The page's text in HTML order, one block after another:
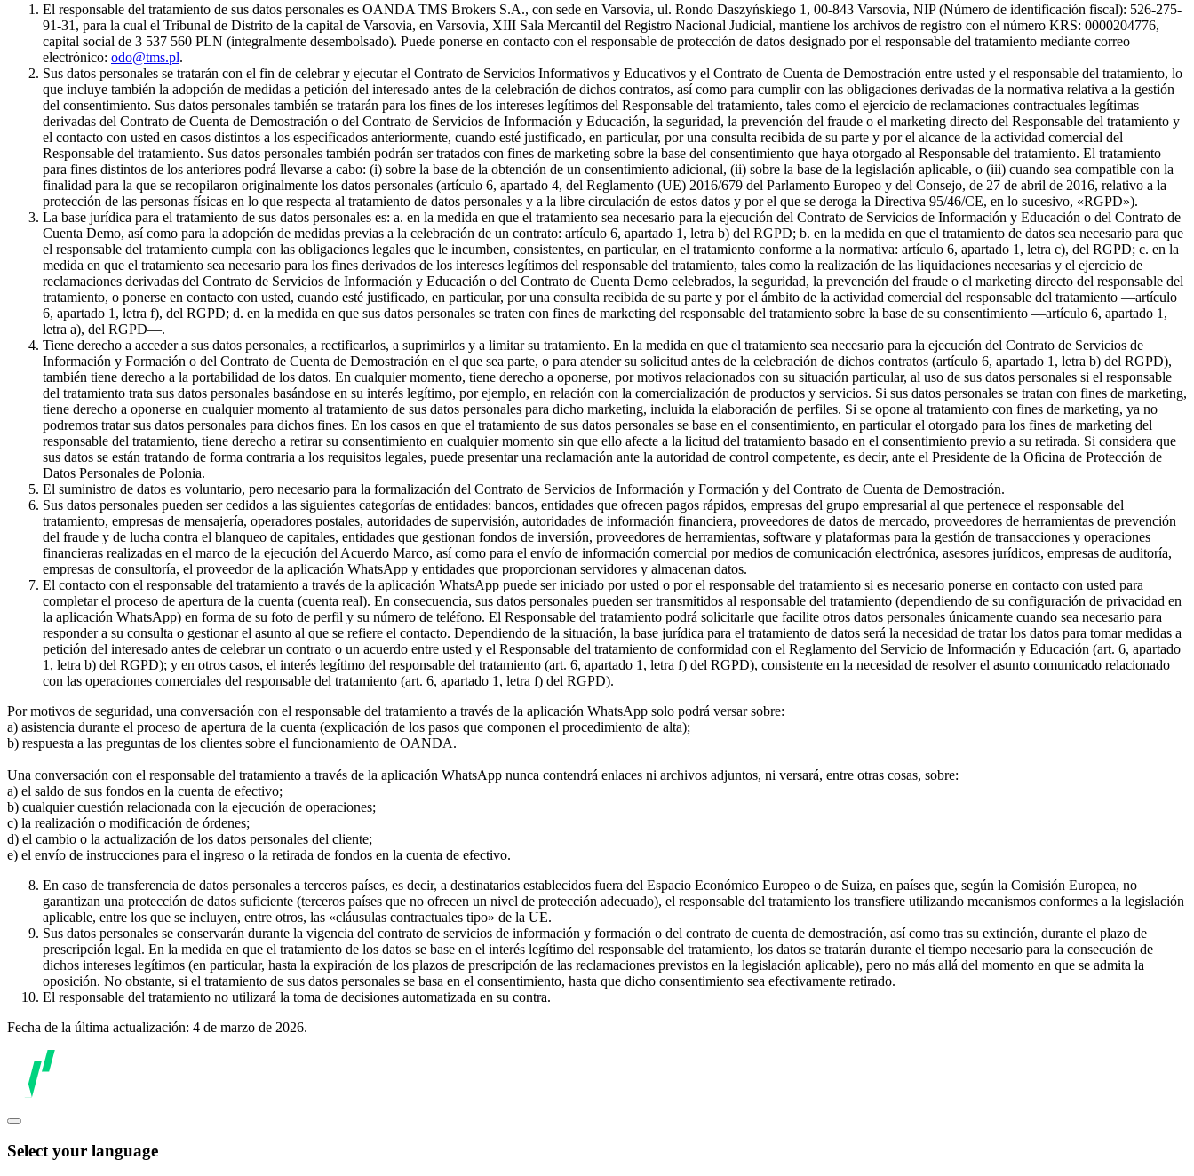
El responsable del tratamiento de sus datos personales es OANDA TMS Brokers S.A., con sede en Varsovia, ul. Rondo Daszyńskiego 1, 00-843 Varsovia, NIP (Número de identificación fiscal): 526-275-
91-31, para la cual el Tribunal de Distrito de la capital de Varsovia, en Varsovia, XIII Sala Mercantil del Registro Nacional Judicial, mantiene los archivos de registro con el número KRS: 0000204776,
capital social de 3 537 560 PLN (integralmente desembolsado). Puede ponerse en contacto con el responsable de protección de datos designado por el responsable del tratamiento mediante correo
electrónico: odo@tms.pl.
Sus datos personales se tratarán con el fin de celebrar y ejecutar el Contrato de Servicios Informativos y Educativos y el Contrato de Cuenta de Demostración entre usted y el responsable del tratamiento, lo
que incluye también la adopción de medidas a petición del interesado antes de la celebración de dichos contratos, así como para cumplir con las obligaciones derivadas de la normativa relativa a la gestión
del consentimiento. Sus datos personales también se tratarán para los fines de los intereses legítimos del Responsable del tratamiento, tales como el ejercicio de reclamaciones contractuales legítimas
derivadas del Contrato de Cuenta de Demostración o del Contrato de Servicios de Información y Educación, la seguridad, la prevención del fraude o el marketing directo del Responsable del tratamiento y
el contacto con usted en casos distintos a los especificados anteriormente, cuando esté justificado, en particular, por una consulta recibida de su parte y por el alcance de la actividad comercial del
Responsable del tratamiento. Sus datos personales también podrán ser tratados con fines de marketing sobre la base del consentimiento que haya otorgado al Responsable del tratamiento. El tratamiento
para fines distintos de los anteriores podrá llevarse a cabo: (i) sobre la base de la obtención de un consentimiento adicional, (ii) sobre la base de la legislación aplicable, o (iii) cuando sea compatible con la
finalidad para la que se recopilaron originalmente los datos personales (artículo 6, apartado 4, del Reglamento (UE) 2016/679 del Parlamento Europeo y del Consejo, de 27 de abril de 2016, relativo a la
protección de las personas físicas en lo que respecta al tratamiento de datos personales y a la libre circulación de estos datos y por el que se deroga la Directiva 95/46/CE, en lo sucesivo, «RGPD»).
La base jurídica para el tratamiento de sus datos personales es: a. en la medida en que el tratamiento sea necesario para la ejecución del Contrato de Servicios de Información y Educación o del Contrato de
Cuenta Demo, así como para la adopción de medidas previas a la celebración de un contrato: artículo 6, apartado 1, letra b) del RGPD; b. en la medida en que el tratamiento de datos sea necesario para que
el responsable del tratamiento cumpla con las obligaciones legales que le incumben, consistentes, en particular, en el tratamiento conforme a la normativa: artículo 6, apartado 1, letra c), del RGPD; c. en la
medida en que el tratamiento sea necesario para los fines derivados de los intereses legítimos del responsable del tratamiento, tales como la realización de las liquidaciones necesarias y el ejercicio de
reclamaciones derivadas del Contrato de Servicios de Información y Educación o del Contrato de Cuenta Demo celebrados, la seguridad, la prevención del fraude o el marketing directo del responsable del
tratamiento, o ponerse en contacto con usted, cuando esté justificado, en particular, por una consulta recibida de su parte y por el ámbito de la actividad comercial del responsable del tratamiento —artículo
6, apartado 1, letra f), del RGPD; d. en la medida en que sus datos personales se traten con fines de marketing del responsable del tratamiento sobre la base de su consentimiento —artículo 6, apartado 1,
letra a), del RGPD—.
Tiene derecho a acceder a sus datos personales, a rectificarlos, a suprimirlos y a limitar su tratamiento. En la medida en que el tratamiento sea necesario para la ejecución del Contrato de Servicios de
Información y Formación o del Contrato de Cuenta de Demostración en el que sea parte, o para atender su solicitud antes de la celebración de dichos contratos (artículo 6, apartado 1, letra b) del RGPD),
también tiene derecho a la portabilidad de los datos. En cualquier momento, tiene derecho a oponerse, por motivos relacionados con su situación particular, al uso de sus datos personales si el responsable
del tratamiento trata sus datos personales basándose en su interés legítimo, por ejemplo, en relación con la comercialización de productos y servicios. Si sus datos personales se tratan con fines de marketing,
tiene derecho a oponerse en cualquier momento al tratamiento de sus datos personales para dicho marketing, incluida la elaboración de perfiles. Si se opone al tratamiento con fines de marketing, ya no
podremos tratar sus datos personales para dichos fines. En los casos en que el tratamiento de sus datos personales se base en el consentimiento, en particular el otorgado para los fines de marketing del
responsable del tratamiento, tiene derecho a retirar su consentimiento en cualquier momento sin que ello afecte a la licitud del tratamiento basado en el consentimiento previo a su retirada. Si considera que
sus datos se están tratando de forma contraria a los requisitos legales, puede presentar una reclamación ante la autoridad de control competente, es decir, ante el Presidente de la Oficina de Protección de
Datos Personales de Polonia.
El suministro de datos es voluntario, pero necesario para la formalización del Contrato de Servicios de Información y Formación y del Contrato de Cuenta de Demostración.
Sus datos personales pueden ser cedidos a las siguientes categorías de entidades: bancos, entidades que ofrecen pagos rápidos, empresas del grupo empresarial al que pertenece el responsable del
tratamiento, empresas de mensajería, operadores postales, autoridades de supervisión, autoridades de información financiera, proveedores de datos de mercado, proveedores de herramientas de prevención
del fraude y de lucha contra el blanqueo de capitales, entidades que gestionan fondos de inversión, proveedores de herramientas, software y plataformas para la gestión de transacciones y operaciones
financieras realizadas en el marco de la ejecución del Acuerdo Marco, así como para el envío de información comercial por medios de comunicación electrónica, asesores jurídicos, empresas de auditoría,
empresas de consultoría, el proveedor de la aplicación WhatsApp y entidades que proporcionan servidores y almacenan datos.
El contacto con el responsable del tratamiento a través de la aplicación WhatsApp puede ser iniciado por usted o por el responsable del tratamiento si es necesario ponerse en contacto con usted para
completar el proceso de apertura de la cuenta (cuenta real). En consecuencia, sus datos personales pueden ser transmitidos al responsable del tratamiento (dependiendo de su configuración de privacidad en
la aplicación WhatsApp) en forma de su foto de perfil y su número de teléfono. El Responsable del tratamiento podrá solicitarle que facilite otros datos personales únicamente cuando sea necesario para
responder a su consulta o gestionar el asunto al que se refiere el contacto. Dependiendo de la situación, la base jurídica para el tratamiento de datos será la necesidad de tratar los datos para tomar medidas a
petición del interesado antes de celebrar un contrato o un acuerdo entre usted y el Responsable del tratamiento de conformidad con el Reglamento del Servicio de Información y Educación (art. 6, apartado
1, letra b) del RGPD); y en otros casos, el interés legítimo del responsable del tratamiento (art. 6, apartado 1, letra f) del RGPD), consistente en la necesidad de resolver el asunto comunicado relacionado
con las operaciones comerciales del responsable del tratamiento (art. 6, apartado 1, letra f) del RGPD).
Por motivos de seguridad, una conversación con el responsable del tratamiento a través de la aplicación WhatsApp solo podrá versar sobre:
a) asistencia durante el proceso de apertura de la cuenta (explicación de los pasos que componen el procedimiento de alta);
b) respuesta a las preguntas de los clientes sobre el funcionamiento de OANDA.
Una conversación con el responsable del tratamiento a través de la aplicación WhatsApp nunca contendrá enlaces ni archivos adjuntos, ni versará, entre otras cosas, sobre:
a) el saldo de sus fondos en la cuenta de efectivo;
b) cualquier cuestión relacionada con la ejecución de operaciones;
c) la realización o modificación de órdenes;
d) el cambio o la actualización de los datos personales del cliente;
e) el envío de instrucciones para el ingreso o la retirada de fondos en la cuenta de efectivo.
En caso de transferencia de datos personales a terceros países, es decir, a destinatarios establecidos fuera del Espacio Económico Europeo o de Suiza, en países que, según la Comisión Europea, no
garantizan una protección de datos suficiente (terceros países que no ofrecen un nivel de protección adecuado), el responsable del tratamiento los transfiere utilizando mecanismos conformes a la legislación
aplicable, entre los que se incluyen, entre otros, las «cláusulas contractuales tipo» de la UE.
Sus datos personales se conservarán durante la vigencia del contrato de servicios de información y formación o del contrato de cuenta de demostración, así como tras su extinción, durante el plazo de
prescripción legal. En la medida en que el tratamiento de los datos se base en el interés legítimo del responsable del tratamiento, los datos se tratarán durante el tiempo necesario para la consecución de
dichos intereses legítimos (en particular, hasta la expiración de los plazos de prescripción de las reclamaciones previstos en la legislación aplicable), pero no más allá del momento en que se admita la
oposición. No obstante, si el tratamiento de sus datos personales se basa en el consentimiento, hasta que dicho consentimiento sea efectivamente retirado.
El responsable del tratamiento no utilizará la toma de decisiones automatizada en su contra.
Fecha de la última actualización: 4 de marzo de 2026.
Select your language